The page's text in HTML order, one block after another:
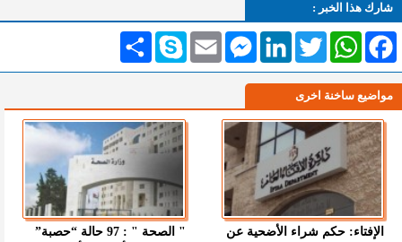
شارك هذا الخبر :
انشر Skype Email
MessengerLinkedInTwitterWhatsAppFacebook
مواضيع ساخنة اخرى
الإفتاء: حكم شراء الأضحية عن
" الصحة " : 97 حالة “حصبة”